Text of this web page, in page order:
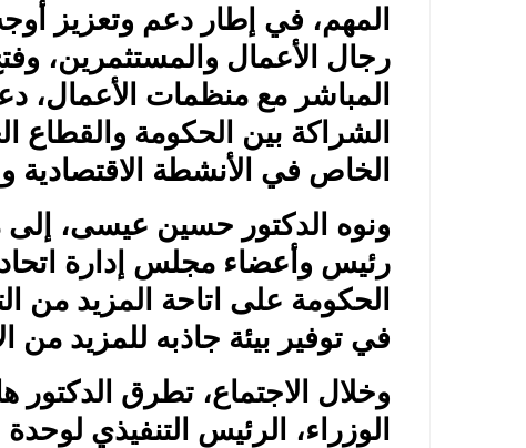
المهم، في إطار دعم وتعزيز
رجال الأعمال والمستثمرين،
المباشر مع منظمات الأعمال،
الشراكة بين الحكومة والقطاع
الخاص في الأنشطة الاقتصادية
ونوه الدكتور حسين عيسى، إلى
رئيس وأعضاء مجلس إدارة
الحكومة على اتاحة المزيد من
في توفير بيئة جاذبه للمزيد من
وخلال الاجتماع، تطرق
الوزراء، الرئيس التنفيذي